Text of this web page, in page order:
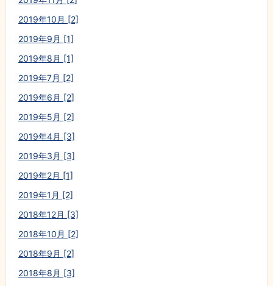
2019年10月 [2]
2019年9月 [1]
2019年8月 [1]
2019年7月 [2]
2019年6月 [2]
2019年5月 [2]
2019年4月 [3]
2019年3月 [3]
2019年2月 [1]
2019年1月 [2]
2018年12月 [3]
2018年10月 [2]
2018年9月 [2]
2018年8月 [3]